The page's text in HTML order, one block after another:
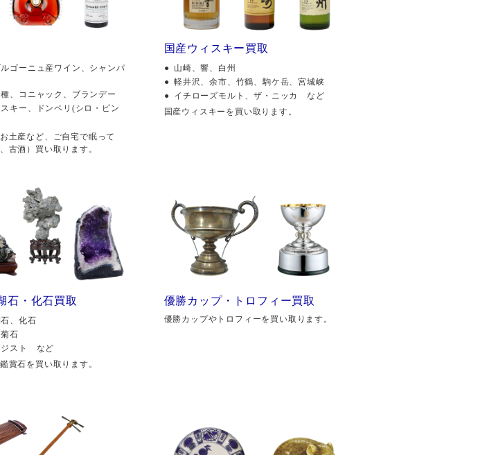
ゴーニュ産ワイン、シャンパ
、コニャック、ブランデー
キー、ドンペリ(シロ・ピン
土産など、ご自宅で眠って
古酒）買い取ります。
国産ウィスキー買取
山崎、響、白州
軽井沢、余市、竹鶴、駒ケ岳、宮城峡
イチローズモルト、ザ・ニッカ など
国産ウィスキーを買い取ります。
石・化石買取
、化石
石
ジスト など
賞石を買い取ります。
優勝カップ・トロフィー買取
優勝カップやトロフィーを買い取ります。